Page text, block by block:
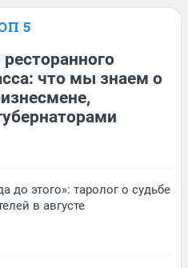
5
что мы знаем о
до этого»: таролог о судьбе
в августе